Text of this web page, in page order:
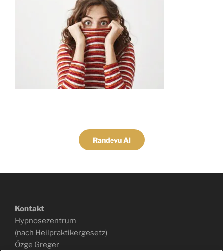
Randevu Al
Kontakt
Hypnosezentrum
(nach Heilpraktikergesetz)
Özge Greger